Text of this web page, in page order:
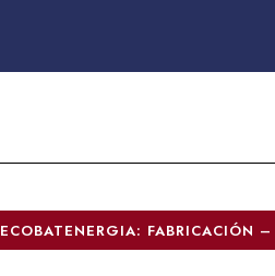
ECOBATENERGIA: FABRICACIÓN